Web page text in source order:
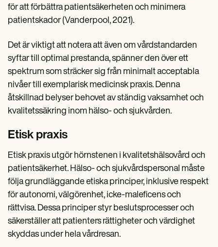
för att förbättra patientsäkerheten och minimera
patientskador (Vanderpool, 2021).
Det är viktigt att notera att även om vårdstandarden
syftar till optimal prestanda, spänner den över ett
spektrum som sträcker sig från minimalt acceptabla
nivåer till exemplarisk medicinsk praxis. Denna
åtskillnad belyser behovet av ständig vaksamhet och
kvalitetssäkring inom hälso- och sjukvården.
Etisk praxis
Etisk praxis utgör hörnstenen i kvalitetshälsovård och
patientsäkerhet. Hälso- och sjukvårdspersonal måste
följa grundläggande etiska principer, inklusive respekt
för autonomi, välgörenhet, icke-maleficens och
rättvisa. Dessa principer styr beslutsprocesser och
säkerställer att patienters rättigheter och värdighet
skyddas under hela vårdresan.